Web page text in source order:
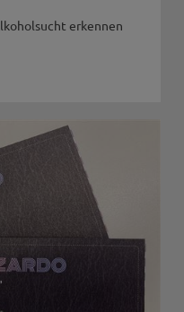
erkennen